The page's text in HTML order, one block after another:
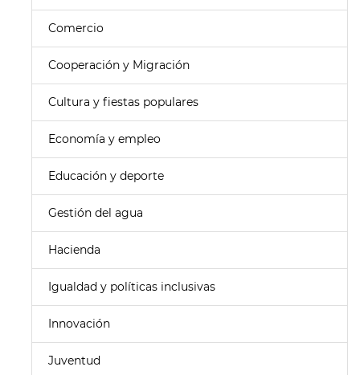
Comercio
Cooperación y Migración
Cultura y fiestas populares
Economía y empleo
Educación y deporte
Gestión del agua
Hacienda
Igualdad y políticas inclusivas
Innovación
Juventud